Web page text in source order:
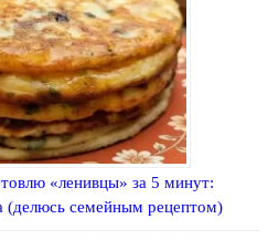
«ленивцы» за 5 минут:
(делюсь семейным рецептом)